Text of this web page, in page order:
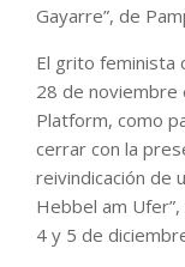
Gayarre”, de
El grito feminista
28 de noviembre
Platform, como
cerrar con la
reivindicación de
Hebbel am
4 y 5 de